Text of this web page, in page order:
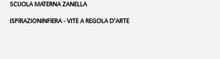
SCUOLA MATERNA ZANELLA
ISPIRAZIONINFIERA - VITE A REGOLA D'ARTE